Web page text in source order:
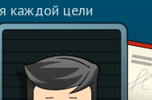
каждой цели